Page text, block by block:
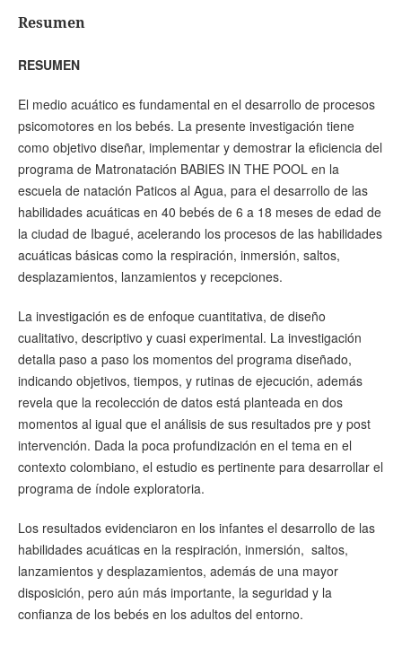
Resumen
RESUMEN
El medio acuático es fundamental en el desarrollo de procesos
psicomotores en los bebés. La presente investigación tiene
como objetivo diseñar, implementar y demostrar la eficiencia del
programa de Matronatación BABIES IN THE POOL en la
escuela de natación Paticos al Agua, para el desarrollo de las
habilidades acuáticas en 40 bebés de 6 a 18 meses de edad de
la ciudad de Ibagué, acelerando los procesos de las habilidades
acuáticas básicas como la respiración, inmersión, saltos,
desplazamientos, lanzamientos y recepciones.
La investigación es de enfoque cuantitativa, de diseño
cualitativo, descriptivo y cuasi experimental. La investigación
detalla paso a paso los momentos del programa diseñado,
indicando objetivos, tiempos, y rutinas de ejecución, además
revela que la recolección de datos está planteada en dos
momentos al igual que el análisis de sus resultados pre y post
intervención. Dada la poca profundización en el tema en el
contexto colombiano, el estudio es pertinente para desarrollar el
programa de índole exploratoria.
Los resultados evidenciaron en los infantes el desarrollo de las
habilidades acuáticas en la respiración, inmersión, saltos,
lanzamientos y desplazamientos, además de una mayor
disposición, pero aún más importante, la seguridad y la
confianza de los bebés en los adultos del entorno.